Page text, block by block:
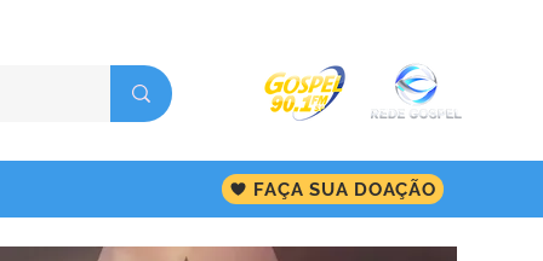
FAÇA SUA DOAÇÃO